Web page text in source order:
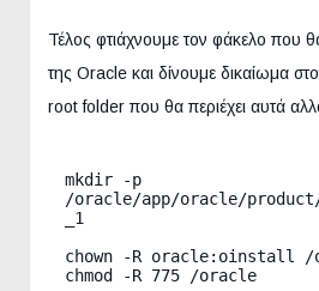
Τέλος φτιάχνουμε τον φάκελο που
της Oracle και δίνουμε δικαίωμα
root folder που θα περιέχει αυτά
mkdir -p
/oracle/app/oracle/product/
_1
chown -R oracle:oinstall /
chmod -R 775 /oracle